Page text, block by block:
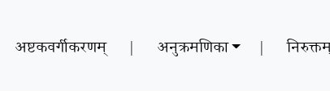
अष्टकवर्गीकरणम् | अनुक्रमणिका |